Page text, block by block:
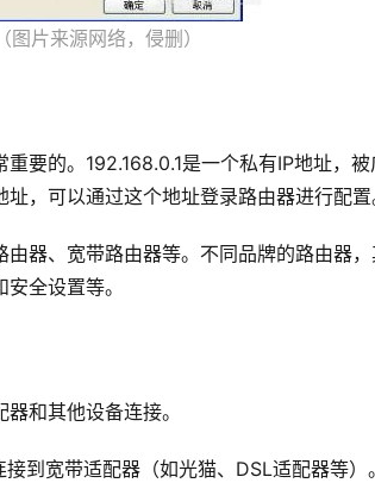
（图片来源网络，侵删）
要的。192.168.0.1是一个私有IP地址，
，可以通过这个地址登录路由器进行配置
器、宽带路由器等。不同品牌的路由器
全设置等。
和其他设备连接。
到宽带适配器（如光猫、DSL适配器等）。